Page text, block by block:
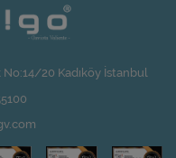
20 Kadıköy İstanbul